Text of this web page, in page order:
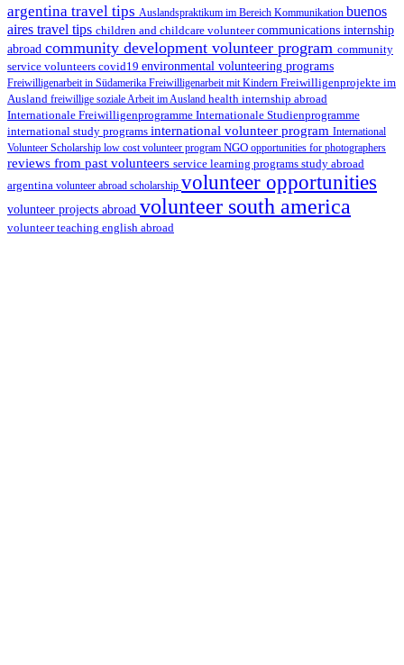
argentina travel tips Auslandspraktikum im Bereich Kommunikation buenos
aires travel tips children and childcare volunteercommunications internship
abroad community development volunteer program community
service volunteers covid19 environmental volunteering programs
Freiwilligenarbeit in Südamerika Freiwilligenarbeit mit Kindern Freiwilligenprojekte im
Ausland freiwillige soziale Arbeit im Ausland health internship abroad
Internationale Freiwilligenprogramme Internationale Studienprogramme
international study programs international volunteer program International
Volunteer Scholarship low cost volunteer program NGO opportunities for photographers
reviews from past volunteers service learning programs study abroad
argentina volunteer abroad scholarship volunteer opportunities
volunteer projects abroad volunteer south america
volunteer teaching english abroad